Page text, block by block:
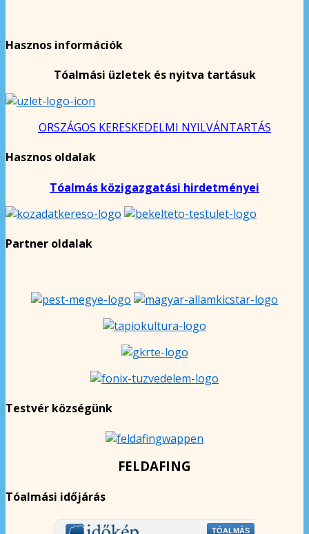
Hasznos információk
Tóalmási üzletek és nyitva tartásuk
ORSZÁGOS KERESKEDELMI NYILVÁNTARTÁS
Hasznos oldalak
Tóalmás közigazgatási hirdetményei
Partner oldalak
Testvér községünk
FELDAFING
Tóalmási időjárás